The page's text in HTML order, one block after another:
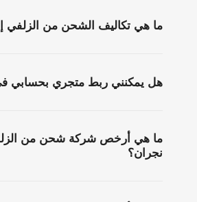
ما هي تكاليف الشحن من الزلفي
هل يمكنني ربط متجري بحسابي
ما هي أرخص شركة شحن من
نجران؟